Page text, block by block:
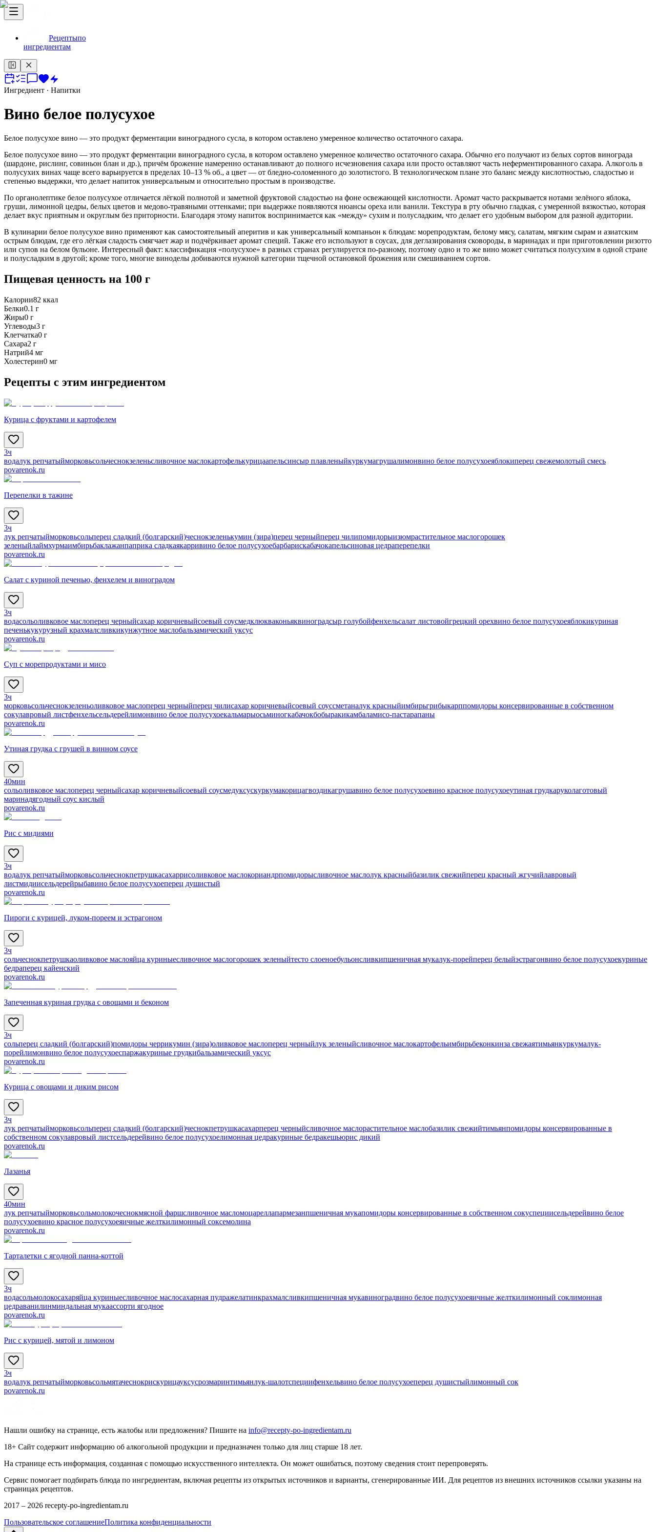
Рецептыпо
ингредиентам
Ингредиент · Напитки
Вино белое полусухое
Белое полусухое вино — это продукт ферментации виноградного сусла, в котором оставлено умеренное количество остаточного сахара.
Белое полусухое вино — это продукт ферментации виноградного сусла, в котором оставлено умеренное количество остаточного сахара. Обычно его получают из белых сортов винограда
(шардоне, рислинг, совиньон блан и др.), причём брожение намеренно останавливают до полного исчезновения сахара или просто оставляют часть неферментированного сахара. Алкоголь в
полусухих винах чаще всего варьируется в пределах 10–13 % об., а цвет — от бледно‑соломенного до золотистого. В технологическом плане это баланс между кислотностью, сладостью и
степенью выдержки, что делает напиток универсальным и относительно простым в производстве.
По органолептике белое полусухое отличается лёгкой полнотой и заметной фруктовой сладостью на фоне освежающей кислотности. Аромат часто раскрывается нотами зелёного яблока,
груши, лимонной цедры, белых цветов и медово‑травяными оттенками; при выдержке появляются нюансы ореха или ванили. Текстура в рту обычно гладкая, с умеренной вязкостью, которая
делает вкус приятным и округлым без приторности. Благодаря этому напиток воспринимается как «между» сухим и полусладким, что делает его удобным выбором для разной аудитории.
В кулинарии белое полусухое вино применяют как самостоятельный аперитив и как универсальный компаньон к блюдам: морепродуктам, белому мясу, салатам, мягким сырам и азиатским
острым блюдам, где его лёгкая сладость смягчает жар и подчёркивает аромат специй. Также его используют в соусах, для деглазирования сковороды, в маринадах и при приготовлении ризотто
или супов на белом бульоне. Интересный факт: классификация «полусухое» в разных странах регулируется по-разному, поэтому одно и то же вино может считаться полусухим в одной стране
и полусладким в другой; кроме того, многие виноделы добиваются нужной категории тщечной остановкой брожения или смешиванием сортов.
Пищевая ценность на 100 г
Калории82 ккал
Белки0.1 г
Жиры0 г
Углеводы3 г
Клетчатка0 г
Сахара2 г
Натрий4 мг
Холестерин0 мг
Рецепты с этим ингредиентом
Курица с фруктами и картофелем
3ч
водалук репчатыйморковьсольчеснокзеленьсливочное маслокартофелькурицаапельсинсыр плавленыйкуркумагрушалимонвино белое полусухоеяблокиперец свежемолотый смесь
povarenok.ru
Перепелки в тажине
3ч
лук репчатыйморковьсольперец сладкий (болгарский)чеснокзеленькумин (зира)перец черныйперец чилипомидорыизюмрастительное маслогорошек
зеленыйлаймхурмаимбирьбаклажанпаприка сладкаякарривино белое полусухоебарбарискабачокапельсиновая цедраперепелки
povarenok.ru
Салат с куриной печенью, фенхелем и виноградом
3ч
водасольоливковое маслоперец черныйсахар коричневыйсоевый соусмедклюкваконьяквиноградсыр голубойфенхельсалат листовойгрецкий орехвино белое полусухоеяблокикуриная
печенькукурузный крахмалсливкикунжутное маслобальзамический уксус
povarenok.ru
Суп с морепродуктами и мисо
3ч
морковьсольчеснокзеленьоливковое маслоперец черныйперец чилисахар коричневыйсоевый соуссметаналук красныйимбирьгрибыкарппомидоры консервированные в собственном
сокулавровый листфенхельсельдерейлимонвино белое полусухоекальмарыосьминогкабачокбобыракикамбаламисо-пастарапаны
povarenok.ru
Утиная грудка с грушей в винном соусе
40мин
сольоливковое маслоперец черныйсахар коричневыйсоевый соусмедуксускуркумакорицагвоздикагрушавино белое полусухоевино красное полусухоеутиная грудкаруколаготовый
маринадягодный соус кислый
povarenok.ru
Рис с мидиями
3ч
водалук репчатыйморковьсольчеснокпетрушкасахаррисоливковое маслокориандрпомидорысливочное маслолук красныйбазилик свежийперец красный жгучийлавровый
листмидиисельдерейрыбавино белое полусухоеперец душистый
povarenok.ru
Пироги с курицей, луком-пореем и эстрагоном
3ч
сольчеснокпетрушкаоливковое маслояйца куриныесливочное маслогорошек зеленыйтесто слоеноебульонсливкипшеничная мукалук-порейперец белыйэстрагонвино белое полусухоекуриные
бедраперец кайенский
povarenok.ru
Запеченная куриная грудка с овощами и беконом
3ч
сольперец сладкий (болгарский)помидоры черрикумин (зира)оливковое маслоперец черныйлук зеленыйсливочное маслокартофельимбирьбеконкинза свежаятимьянкуркумалук-
порейлимонвино белое полусухоеспаржакуриные грудкибальзамический уксус
povarenok.ru
Курица с овощами и диким рисом
3ч
лук репчатыйморковьсольперец сладкий (болгарский)чеснокпетрушкасахарперец черныйсливочное маслорастительное маслобазилик свежийтимьянпомидоры консервированные в
собственном сокулавровый листсельдерейвино белое полусухоелимонная цедракуриные бедракешьюрис дикий
povarenok.ru
Лазанья
40мин
лук репчатыйморковьсольмолокочеснокмясной фаршсливочное масломоцареллапармезанпшеничная мукапомидоры консервированные в собственном сокуспециисельдерейвино белое
полусухоевино красное полусухоеяичные желткилимонный соксемолина
povarenok.ru
Тарталетки с ягодной панна-коттой
3ч
водасольмолокосахаряйца куриныесливочное маслосахарная пудражелатинкрахмалсливкипшеничная мукавиноградвино белое полусухоеяичные желткилимонный соклимонная
цедраванилинминдальная мукаассорти ягодное
povarenok.ru
Рис с курицей, мятой и лимоном
3ч
водалук репчатыйморковьсольмятачеснокрискурицауксусрозмаринтимьянлук-шалотспециифенхельвино белое полусухоеперец душистыйлимонный сок
povarenok.ru
Нашли ошибку на странице, есть жалобы или предложения? Пишите на info@recepty-po-ingredientam.ru
18+ Сайт содержит информацию об алкогольной продукции и предназначен только для лиц старше 18 лет.
На странице есть информация, созданная с помощью искусственного интеллекта. Он может ошибаться, поэтому сведения стоит перепроверять.
Сервис помогает подбирать блюда по ингредиентам, включая рецепты из открытых источников и варианты, сгенерированные ИИ. Для рецептов из внешних источников ссылки указаны на
страницах рецептов.
2017 – 2026 recepty-po-ingredientam.ru
Пользовательское соглашениеПолитика конфиденциальности